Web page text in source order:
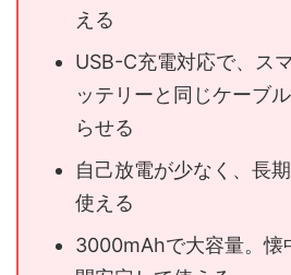
える
USB-C充電対応で、ス
ッテリーと同じケーブ
らせる
自己放電が少なく、長
使える
3000mAhで大容量。懐